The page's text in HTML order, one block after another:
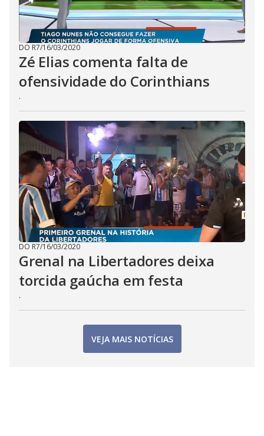
DO R7/16/03/2020
Zé Elias comenta falta de
ofensividade do Corinthians
.
DO R7/16/03/2020
Grenal na Libertadores deixa
torcida gaúcha em festa
.
VEJA MAIS NOTÍCIAS